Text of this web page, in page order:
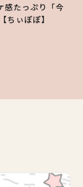
たっぷり「今
ちぃぽぽ】
ツ³ フラペチー
せ」トップス3